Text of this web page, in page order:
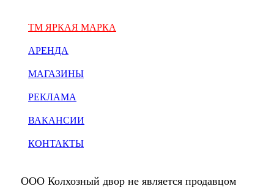
ТМ ЯРКАЯ МАРКА
АРЕНДА
МАГАЗИНЫ
РЕКЛАМА
ВАКАНСИИ
КОНТАКТЫ
ООО Колхозный двор не является продавцом